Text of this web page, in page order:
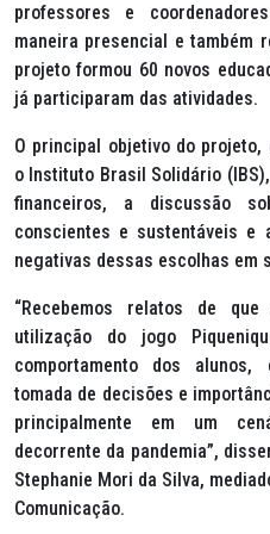
professores e
maneira presencial e também
projeto formou 60 novos
já participaram das atividades.
O principal objetivo do
o Instituto Brasil Solidário
financeiros, a discussão
conscientes e sustentáveis e
negativas dessas escolhas em
“Recebemos relatos de
utilização do jogo
comportamento dos
tomada de decisões e
principalmente em um
decorrente da pandemia”,
Stephanie Mori da Silva,
Comunicação.